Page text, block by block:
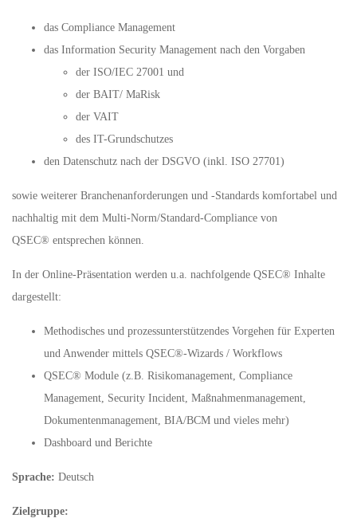
das Compliance Management
das Information Security Management nach den Vorgaben
der ISO/IEC 27001 und
der BAIT/ MaRisk
der VAIT
des IT-Grundschutzes
den Datenschutz nach der DSGVO (inkl. ISO 27701)
sowie weiterer Branchenanforderungen und -Standards komfortabel und
nachhaltig mit dem Multi-Norm/Standard-Compliance von
QSEC® entsprechen können.
In der Online-Präsentation werden u.a. nachfolgende QSEC® Inhalte
dargestellt:
Methodisches und prozessunterstützendes Vorgehen für Experten
und Anwender mittels QSEC®-Wizards / Workflows
QSEC® Module (z.B. Risikomanagement, Compliance
Management, Security Incident, Maßnahmenmanagement,
Dokumentenmanagement, BIA/BCM und vieles mehr)
Dashboard und Berichte
Sprache: Deutsch
Zielgruppe: